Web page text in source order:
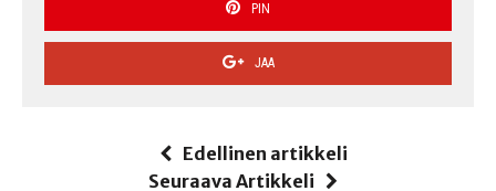
PIN
JAA
Edellinen artikkeli
Seuraava Artikkeli